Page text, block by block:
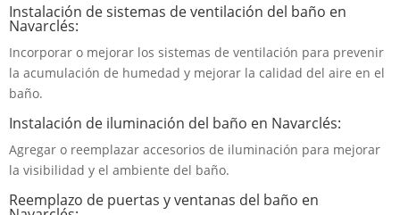
Instalación de sistemas de ventilación del baño en
Navarclés:
Incorporar o mejorar los sistemas de ventilación para prevenir
la acumulación de humedad y mejorar la calidad del aire en el
baño.
Instalación de iluminación del baño en Navarclés:
Agregar o reemplazar accesorios de iluminación para mejorar
la visibilidad y el ambiente del baño.
Reemplazo de puertas y ventanas del baño en